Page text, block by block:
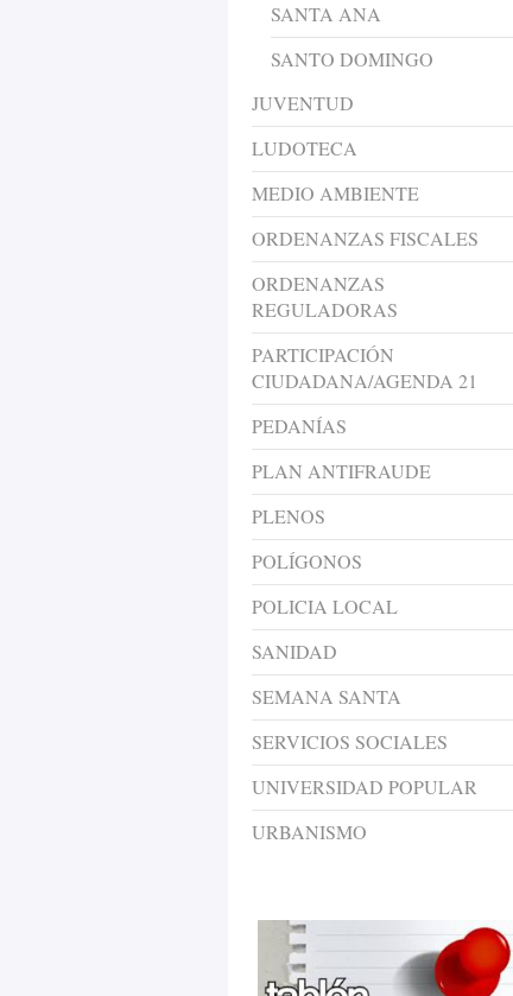
SANTA ANA
SANTO DOMINGO
JUVENTUD
LUDOTECA
MEDIO AMBIENTE
ORDENANZAS FISCALES
ORDENANZAS
REGULADORAS
PARTICIPACIÓN
CIUDADANA/AGENDA 21
PEDANÍAS
PLAN ANTIFRAUDE
PLENOS
POLÍGONOS
POLICIA LOCAL
SANIDAD
SEMANA SANTA
SERVICIOS SOCIALES
UNIVERSIDAD POPULAR
URBANISMO